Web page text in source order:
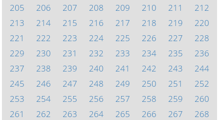
205
206 207 208 209 210 211
212
213
214 215 216 217 218 219
220
221
222 223 224 225 226 227
228
229
230 231 232 233 234 235
236
237
238 239 240 241 242 243
244
245
246 247 248 249 250 251
252
253
254 255 256 257 258 259
260
261
262 263 264 265 266 267
268